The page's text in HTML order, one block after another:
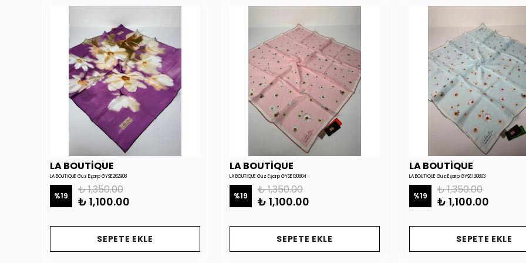
LA BOUTİQUE
LA BOUTİQUE Güz Eşarp GYSE262908
%19 ₺ 1,350.00
₺ 1,100.00
SEPETE EKLE
LA BOUTİQUE
LA BOUTİQUE Güz Eşarp GYSE130804
%19 ₺ 1,350.00
₺ 1,100.00
SEPETE EKLE
LA BOUTİQUE
LA BOUTİQUE Güz Eşarp GYSE130803
%19 ₺ 1,350.00
₺ 1,100.00
SEPETE EKLE